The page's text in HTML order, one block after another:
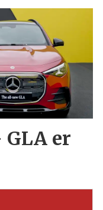
GLA er